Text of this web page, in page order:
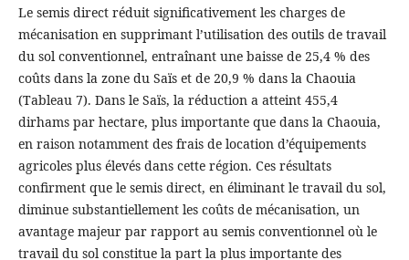
Le semis direct réduit significativement les charges de
mécanisation en supprimant l’utilisation des outils de travail
du sol conventionnel, entraînant une baisse de 25,4 % des
coûts dans la zone du Saïs et de 20,9 % dans la Chaouia
(Tableau 7). Dans le Saïs, la réduction a atteint 455,4
dirhams par hectare, plus importante que dans la Chaouia,
en raison notamment des frais de location d’équipements
agricoles plus élevés dans cette région. Ces résultats
confirment que le semis direct, en éliminant le travail du sol,
diminue substantiellement les coûts de mécanisation, un
avantage majeur par rapport au semis conventionnel où le
travail du sol constitue la part la plus importante des